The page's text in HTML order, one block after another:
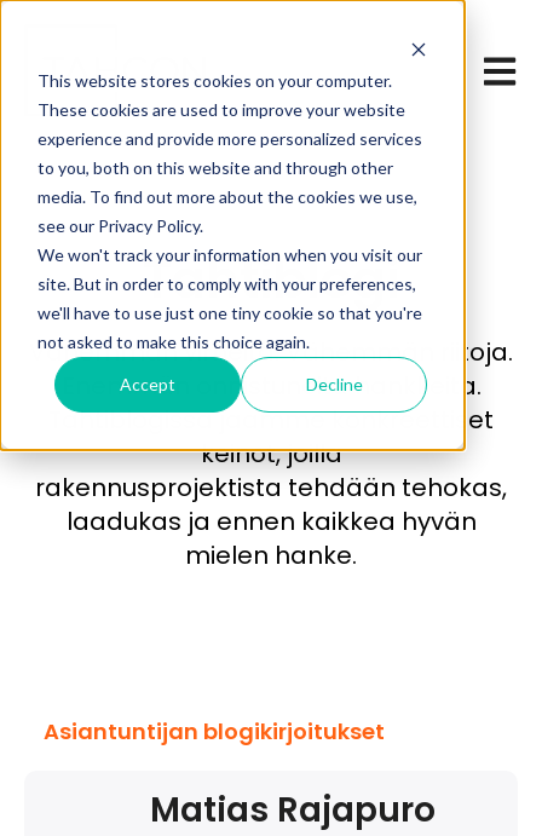
This website stores cookies on your computer.
These cookies are used to improve your website
experience and provide more personalized services
to you, both on this website and through other
media. To find out more about the cookies we use,
see our Privacy Policy.
We won't track your information when you visit our
site. But in order to comply with your preferences,
we'll have to use just one tiny cookie so that you're
not asked to make this choice again.
Accept Decline
Open
Tahtiblogi
Vähemmän virheitä. Vähemmän riitoja.
Enemmän onnistuneita hankkeita.
Tahtiblogissa jaamme konkreettiset
keinot, joilla
rakennusprojektista tehdään tehokas,
laadukas ja ennen kaikkea hyvän
mielen hanke.
Asiantuntijan blogikirjoitukset
Matias Rajapuro